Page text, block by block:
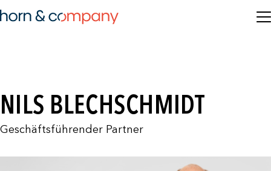
NILS BLECHSCHMIDT
Geschäftsführender Partner